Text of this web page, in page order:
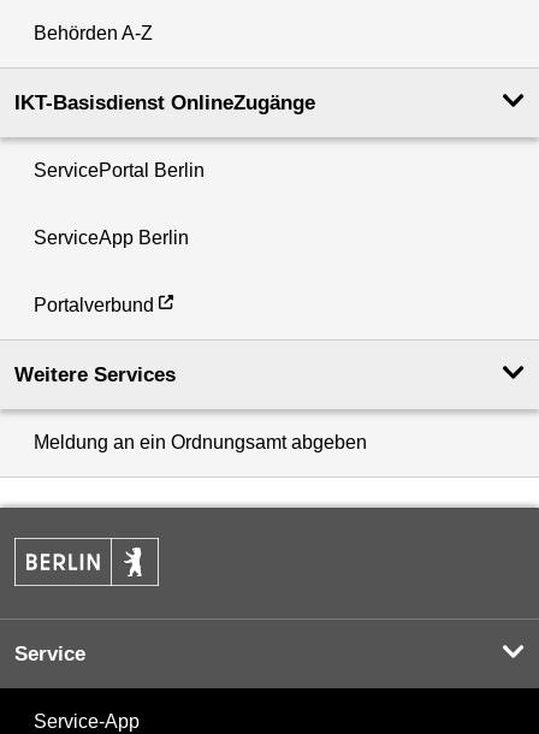
Behörden A-Z
IKT-Basisdienst OnlineZugänge
ServicePortal Berlin
ServiceApp Berlin
Portalverbund
Weitere Services
Meldung an ein Ordnungsamt abgeben
Service
Service-App